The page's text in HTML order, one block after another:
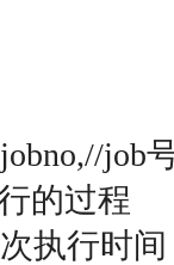
job
的过程
执行时间